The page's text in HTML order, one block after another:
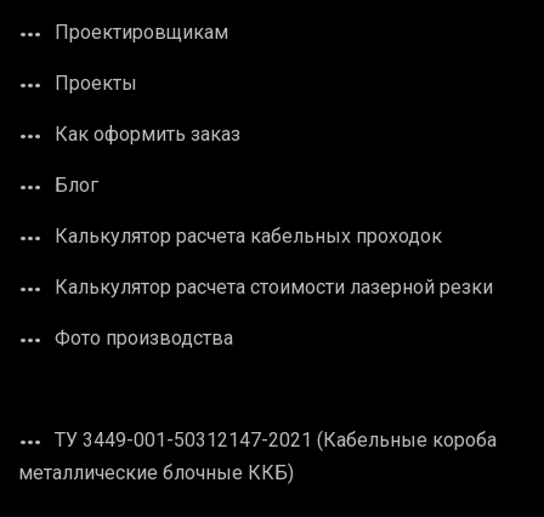
Проектировщикам
Проекты
Как оформить заказ
Блог
Калькулятор расчета кабельных проходок
Калькулятор расчета стоимости лазерной резки
Фото производства
ТУ 3449-001-50312147-2021 (Кабельные короба
металлические блочные ККБ)